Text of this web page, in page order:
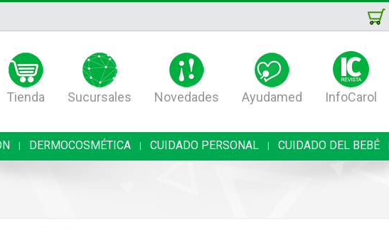
Tienda Sucursales Novedades Ayudamed InfoCarol
DERMOCOSMÉTICA CUIDADO PERSONAL CUIDADO DEL BEBÉ